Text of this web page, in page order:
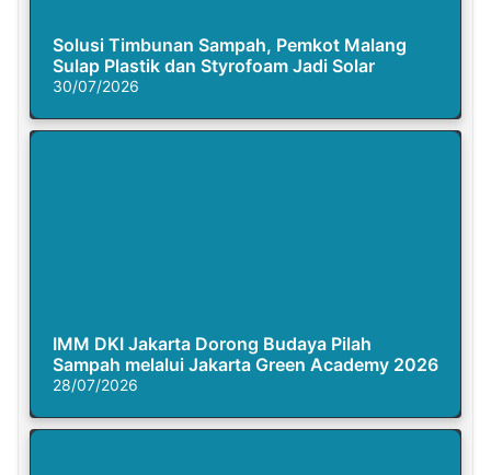
Solusi Timbunan Sampah, Pemkot Malang
Sulap Plastik dan Styrofoam Jadi Solar
30/07/2026
IMM DKI Jakarta Dorong Budaya Pilah
Sampah melalui Jakarta Green Academy 2026
28/07/2026